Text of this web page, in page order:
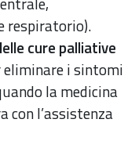
respiratorio).
cure palliative
eliminare i sintomi
la medicina
con l’assistenza